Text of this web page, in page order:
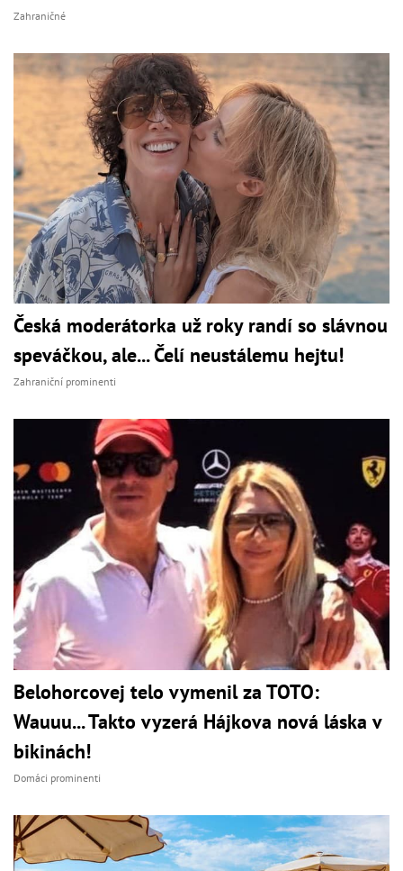
Zahraničné
Česká moderátorka už roky randí so slávnou
speváčkou, ale... Čelí neustálemu hejtu!
Zahraniční prominenti
Belohorcovej telo vymenil za TOTO:
Wauuu... Takto vyzerá Hájkova nová láska v
bikinách!
Domáci prominenti